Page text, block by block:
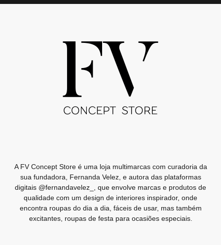
A FV Concept Store é uma loja multimarcas com curadoria da
sua fundadora, Fernanda Velez, e autora das plataformas
digitais @fernandavelez_, que envolve marcas e produtos de
qualidade com um design de interiores inspirador, onde
encontra roupas do dia a dia, fáceis de usar, mas também
excitantes, roupas de festa para ocasiões especiais.